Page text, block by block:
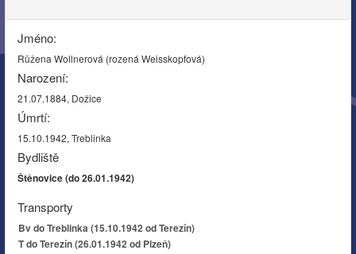
Jméno:
Růžena Wollnerová (rozená Weisskopfová)
Narození:
21.07.1884, Dožice
Úmrtí:
15.10.1942, Treblinka
Bydliště
Štěnovice (do 26.01.1942)
Transporty
Bv do Treblinka (15.10.1942 od Terezín)
T do Terezín (26.01.1942 od Plzeň)